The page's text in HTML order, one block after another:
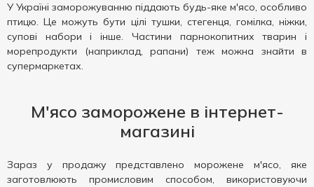
У Україні заморожуванню піддають будь-яке м'ясо, особливо
птицю. Це можуть бути цілі тушки, стегенця, гомілка, ніжки,
супові набори і інше. Частини парнокопитних тварин і
морепродукти (наприклад, рапани) теж можна знайти в
супермаркетах.
М'ясо заморожене в інтернет-
магазині
Зараз у продажу представлено морожене м'ясо, яке
заготовлюють промисловим способом, використовуючи